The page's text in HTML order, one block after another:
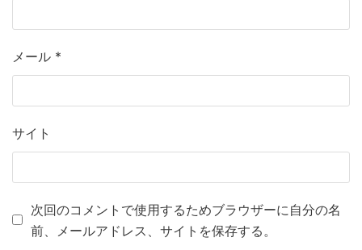
メール *
サイト
次回のコメントで使用するためブラウザーに自分の名
前、メールアドレス、サイトを保存する。